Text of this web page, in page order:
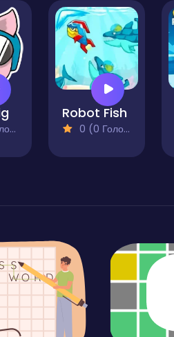
Robot Fish
0 (0 Голосів)